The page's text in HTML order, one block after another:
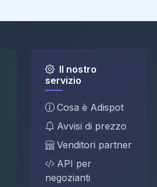
Il nostro
servizio
Cosa è Adispot
Avvisi di prezzo
Venditori partner
API per
negozianti